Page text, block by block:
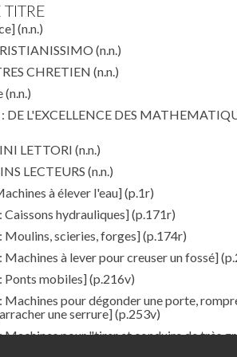
TITRE
(n.n.)
(n.n.)
CHRETIEN (n.n.)
(n.n.)
: DE L'EXCELLENCE DES
LETTORI (n.n.)
LECTEURS (n.n.)
à élever l'eau](p.1r)
hydrauliques](p.171r)
Moulins, scieries, forges](p.174r)
à lever pour creuser un fossé]
Ponts mobiles](p.216v)
pour dégonder une porte,
une serrure](p.253v)
Machines pour "tirer et conduire de très